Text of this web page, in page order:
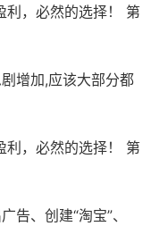
增加,应该大部分都
告、创建“淘宝”、